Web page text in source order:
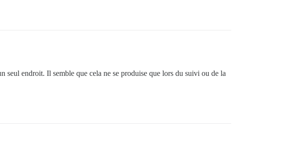
seul endroit. Il semble que cela ne se produise que lors du suivi ou de la